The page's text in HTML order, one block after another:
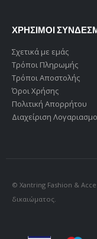
ΧΡΗΣΙΜΟΙ
Σχετικά με εμάς
Τρόποι Πληρωμής
Τρόποι Αποστολής
Όροι Χρήσης
Πολιτική Απορρήτου
Διαχείριση
© Xantring Fashion &
δικαιώματος.